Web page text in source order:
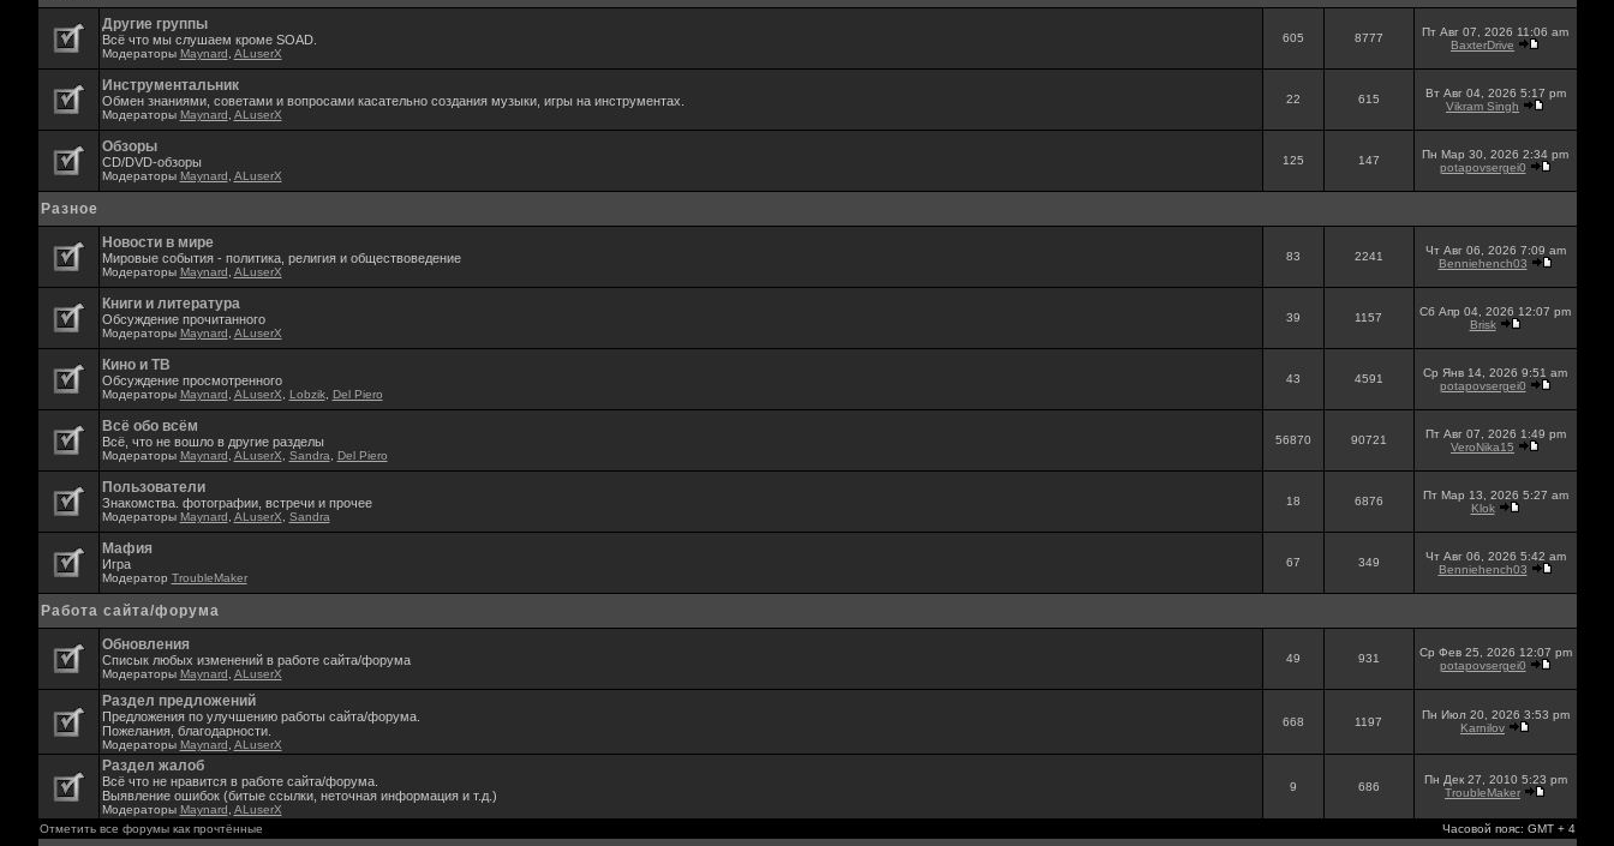
Другие группы
Всё что мы слушаем кроме SOAD.
Модераторы Maynard ALuserX
605 8777
Пт Авг 07, 2026 11:06 am
BaxterDrive
Инструментальник
Обмен знаниями, советами и вопросами касательно создания музыки, игры на инструментах.
Модераторы Maynard ALuserX
22 615
Вт Авг 04, 2026 5:17 pm
Vikram Singh
Обзоры
CD/DVD-обзоры
Модераторы Maynard ALuserX
125 147
Пн Мар 30, 2026 2:34 pm
potapovsergei0
Разное
Новости в мире
Мировые события - политика, религия и обществоведение
Модераторы Maynard ALuserX
83 2241
Чт Авг 06, 2026 7:09 am
Benniehench03
Книги и литература
Обсуждение прочитанного
Модераторы Maynard ALuserX
39 1157
Сб Апр 04, 2026 12:07 pm
Brisk
Кино и ТВ
Обсуждение просмотренного
Модераторы Maynard ALuserX Lobzik, Del Piero
43 4591
Ср Янв 14, 2026 9:51 am
potapovsergei0
Всё обо всём
Всё, что не вошло в другие разделы
Модераторы Maynard ALuserX Sandra Del Piero
56870 90721
Пт Авг 07, 2026 1:49 pm
VeroNika15
Пользователи
Знакомства. фотографии, встречи и прочее
Модераторы Maynard ALuserX Sandra
18 6876
Пт Мар 13, 2026 5:27 am
Klok
Мафия
Игра
Модератор TroubleMaker
67 349
Чт Авг 06, 2026 5:42 am
Benniehench03
Работа сайта/форума
Обновления
Списык любых изменений в работе сайта/форума
Модераторы Maynard ALuserX
49 931
Ср Фев 25, 2026 12:07 pm
potapovsergei0
Раздел предложений
Предложения по улучшению работы сайта/форума.
Пожелания, благодарности.
Модераторы Maynard ALuserX
668 1197
Пн Июл 20, 2026 3:53 pm
Karnilov
Раздел жалоб
Всё что не нравится в работе сайта/форума.
Выявление ошибок (битые ссылки, неточная информация и т.д.)
Модераторы Maynard ALuserX
9 686
Пн Дек 27, 2010 5:23 pm
TroubleMaker
Отметить все форумы как прочтённые Часовой пояс: GMT + 4